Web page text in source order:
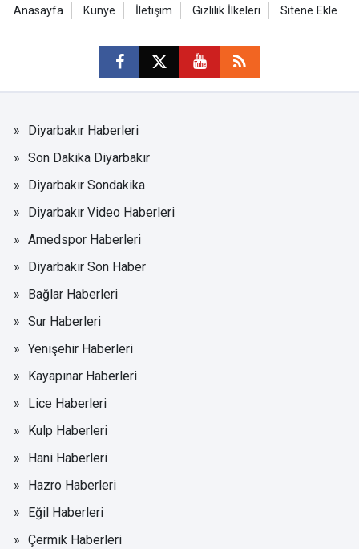
Anasayfa Künye İletişim Gizlilik İlkeleri Sitene Ekle
Diyarbakır Haberleri
Son Dakika Diyarbakır
Diyarbakır Sondakika
Diyarbakır Video Haberleri
Amedspor Haberleri
Diyarbakır Son Haber
Bağlar Haberleri
Sur Haberleri
Yenişehir Haberleri
Kayapınar Haberleri
Lice Haberleri
Kulp Haberleri
Hani Haberleri
Hazro Haberleri
Eğil Haberleri
Çermik Haberleri